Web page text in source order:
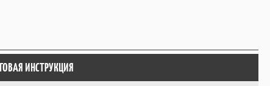
ИНСТРУКЦИЯ